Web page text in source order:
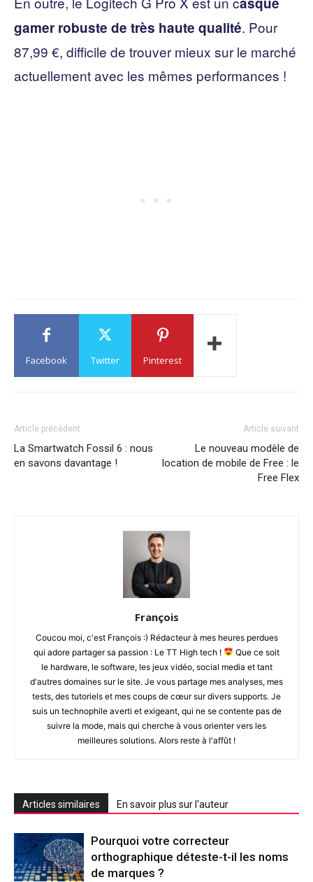
gamer robuste de très haute qualité. Pour
87,99 €, difficile de trouver mieux sur le marché
actuellement avec les mêmes performances !
Facebook Twitter Pinterest
Article précédent
La Smartwatch Fossil 6 : nous
en savons davantage !
Article suivant
Le nouveau modèle de
location de mobile de Free : le
Free Flex
François
Coucou moi, c'est François :) Rédacteur à mes heures perdues
qui adore partager sa passion : Le TT High tech !
Que ce soit
le hardware, le software, les jeux vidéo, social media et tant
d'autres domaines sur le site. Je vous partage mes analyses, mes
tests, des tutoriels et mes coups de cœur sur divers supports. Je
suis un technophile averti et exigeant, qui ne se contente pas de
suivre la mode, mais qui cherche à vous orienter vers les
meilleures solutions. Alors reste à l'affût !
Articles similaires En savoir plus sur l'auteur
Pourquoi votre correcteur
orthographique déteste-t-il les noms
de marques ?